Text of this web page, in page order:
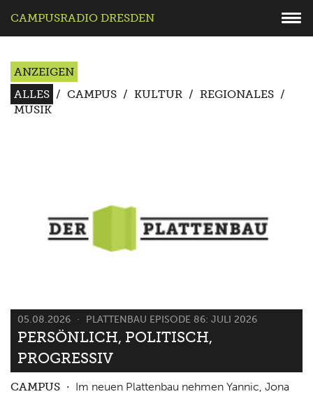
CAMPUSRADIO DRESDEN
ANZEIGEN
ALLES / CAMPUS / KULTUR / REGIONALES /
MUSIK
05.08.2026 PLATTENBAU EPISODE 86: JULI 2026
PERSÖNLICH, POLITISCH,
PROGRESSIV
CAMPUS
Im neuen Plattenbau nehmen Yannic, Jona